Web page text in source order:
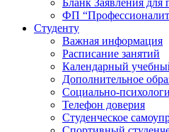
Бланк Заявления
ФП
Студенту
Важная информация
Расписание занятий
Календарный
Дополнительное
Социально-
Телефон доверия
Студенческое